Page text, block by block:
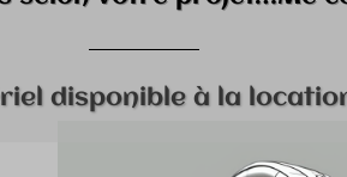
disponible à la